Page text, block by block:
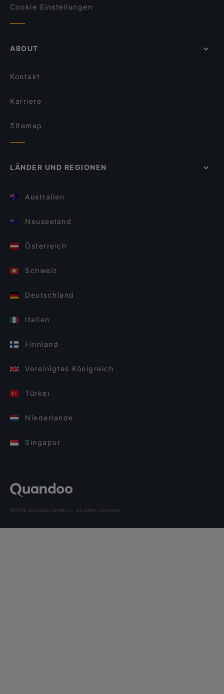
Cookie Einstellungen
ABOUT
Kontakt
Karriere
Sitemap
LÄNDER UND REGIONEN
Australien
Neuseeland
Österreich
Schweiz
Deutschland
Italien
Finnland
Vereinigtes Königreich
Türkei
Niederlande
Singapur
©2026 Quandoo GmbH i.L. All rights reserved